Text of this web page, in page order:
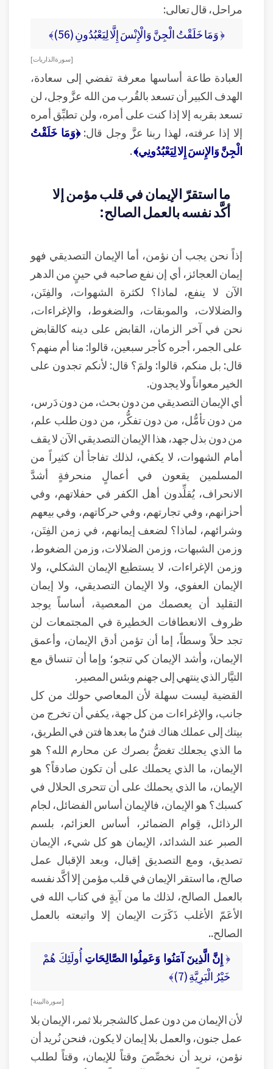
مراحل، قال تعالى:
﴿ وَمَا خَلَقْتُ الْجِنَّ وَالْإِنْسَ إِلَّا لِيَعْبُدُونِ (56)﴾
[ سورة الذاريات ]
العبادة طاعة أساسها معرفة تفضي إلى سعادة،
الهدف الكبير أن تسعد بالقُرب من الله عزَّ وجل، لن
تسعد بقربه إلا إذا كنت على أمره، ولن تطبِّق أمره
إلا إذا عرفته، لهذا ربنا عزَّ وجل قال:﴿وَمَا خَلَقْتُ
الْجِنَّ وَالإِنسَ إِلا لِيَعْبُدُونِي﴾.
ما استقرّ الإيمان في قلب مؤمن إلا
أكَّد نفسه بالعمل الصالح:
إذاً نحن يجب أن نؤمن، أما الإيمان التصديقي فهو
إيمان العجائز، أي إن نفع صاحبه في حينٍ من الدهر
الآن لا ينفع، لماذا؟ لكثرة الشهوات، والفِتَن،
والضلالات، والموبقات، والضغوط، والإغراءات،
نحن في آخر الزمان، القابض على دينه كالقابض
على الجمر، أجره كأجر سبعين، قالوا: منا أم منهم؟
قال: بل منكم، قالوا: ولمَ؟ قال: لأنكم تجدون على
الخير معواناً ولا يجدون.
أي الإيمان التصديقي من دون بحث، من دون دَرس،
من دون تأمُّل، من دون تفكُّر، من دون طلب علم،
من دون بذل جهد، هذا الإيمان التصديقي الآن لا يقف
أمام الشهوات، لا يكفي، لذلك تفاجأ أن كثيراً من
المسلمين يقعون في أعمالٍ منحرفةٍ أشدَّ
الانحراف، يُقلِّدون أهل الكفر في حفلاتهم، وفي
أحزانهم، وفي تجارتهم، وفي حركاتهم، وفي بيعهم
وشرائهم، لماذا؟ لضعف إيمانهم، في زمن الفِتَن،
وزمن الشبهات، وزمن الضلالات، وزمن الضغوط،
وزمن الإغراءات، لا يستطيع الإيمان الشكلي، ولا
الإيمان العفوي، ولا الإيمان التصديقي، ولا إيمان
التقليد أن يعصمك من المعصية، أساساً يوجد
ظروف الانعطافات الخطيرة في المجتمعات لن
تجد حلاً وسطاً، إما أن تؤمن أدق الإيمان، وأعمق
الإيمان، وأشد الإيمان كي تنجو؛ وإما أن تنساق مع
التيَّار الذي ينتهي إلى جهنم وبئس المصير.
القضية ليست سهلة لأن المعاصي حولك من كل
جانب، والإغراءات من كل جهة، يكفي أن تخرج من
بيتك إلى عملك هناك فتنٌ ما بعدها فتن في الطريق،
ما الذي يجعلك تغضُّ بصرك عن محارم الله؟ هو
الإيمان، ما الذي يحملك على أن تكون صادقاً؟ هو
الإيمان، ما الذي يحملك على أن تتحرى الحلال في
كسبك؟ هو الإيمان، فالإيمان أساس الفضائل، لجام
الرذائل، قِوام الضمائر، أساس العزائم، بلسم
الصبر عند الشدائد، الإيمان هو كل شيء، الإيمان
تصديق، ومع التصديق إقبال، وبعد الإقبال عمل
صالح، ما استقر الإيمان في قلب مؤمن إلا أكَّد نفسه
بالعمل الصالح، لذلك ما من آيةٍ في كتاب الله في
الأعَمّ الأغلب ذَكَرَت الإيمان إلا واتبعته بالعمل
الصالح..
﴿إِنَّ الَّذِينَ آمَنُوا وَعَمِلُوا الصَّالِحَاتِ أُولَئِكَ هُمْ
خَيْرُ الْبَرِيَّةِ (7)﴾
[ سورة البينة ]
لأن الإيمان من دون عمل كالشجر بلا ثمر، الإيمان بلا
عمل جنون، والعمل بلا إيمان لا يكون، فنحن نُريد أن
نؤمن، نريد أن نخصِّصَ وقتاً للإيمان، وقتاً لطلب